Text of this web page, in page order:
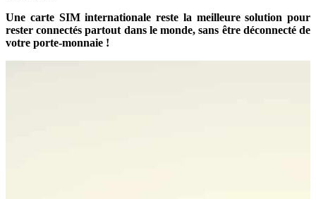
Une carte SIM internationale reste la meilleure solution pour
rester connectés partout dans le monde, sans être déconnecté de
votre porte-monnaie !